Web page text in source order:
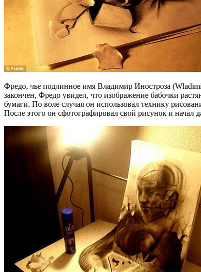
Фредо, чье подлинное имя Владимир Иностроза
закончен, Фредо увидел, что изображение бабочки
бумаги. По воле случая он использовал технику
После этого он сфотографировал свой рисунок и начал